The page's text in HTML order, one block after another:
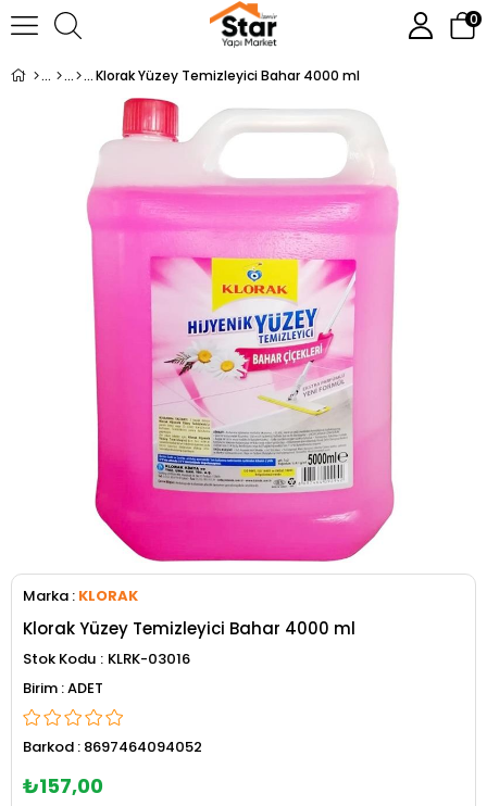
0
Klorak Yüzey Temizleyici Bahar 4000 ml
Marka : KLORAK
Klorak Yüzey Temizleyici Bahar 4000 ml
Stok Kodu
KLRK-03016
ADET
Barkod : 8697464094052
₺157,00